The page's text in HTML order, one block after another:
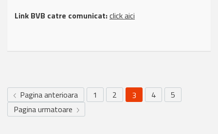
Link BVB catre comunicat:click aici
Pagina anterioara 1 2 3 4
5
Pagina urmatoare